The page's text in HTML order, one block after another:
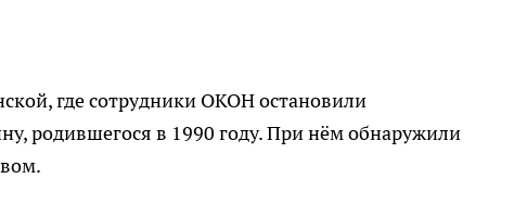
где сотрудники ОКОН остановили
родившегося в 1990 году. При нём обнаружили